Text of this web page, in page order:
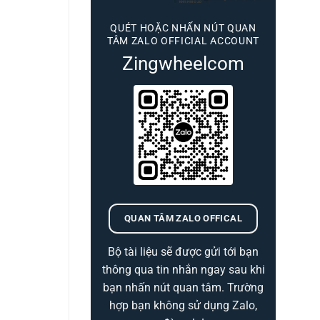
QUÉT HOẶC NHẤN NÚT QUAN
TÂM ZALO OFFICIAL ACCOUNT
Zingwheelcom
QUAN TÂM ZALO OFFICAL
Bộ tài liệu sẽ được gửi tới bạn
thông qua tin nhắn ngay sau khi
bạn nhấn nút quan tâm. Trường
hợp bạn không sử dụng Zalo,